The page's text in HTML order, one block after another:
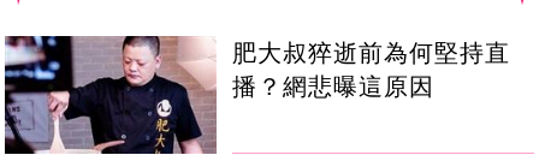
肥大叔猝逝前為何堅持直
播？網悲曝這原因